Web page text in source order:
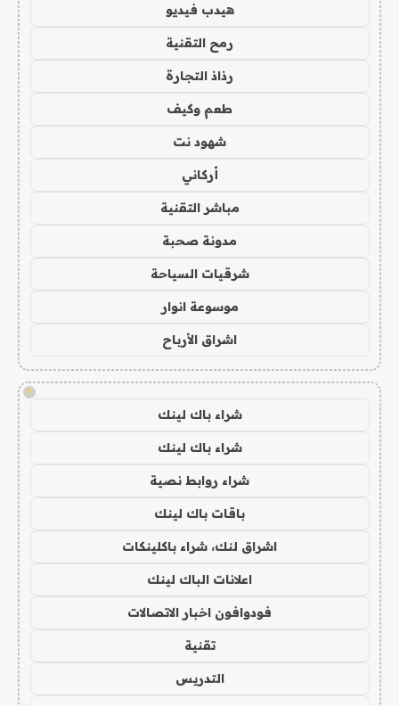
هيدب فيديو
رمح التقنية
رذاذ التجارة
طعم وكيف
شهود نت
أركاني
مباشر التقنية
مدونة صحبة
شرقيات السياحة
موسوعة انوار
اشراق الأرباح
!
شراء باك لينك
شراء باك لينك
شراء روابط نصية
باقات باك لينك
اشراق لنك، شراء باكلينكات
اعلانات الباك لينك
فودوافون اخبار الاتصالات
تقنية
التدريس